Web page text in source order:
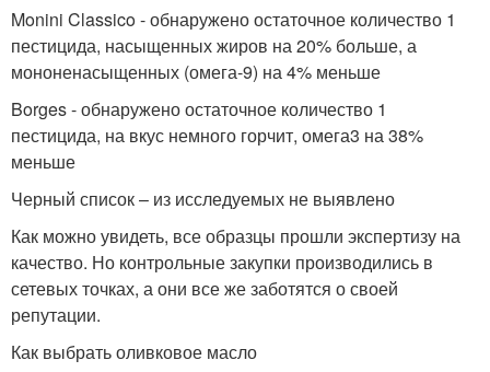
Monini Classico - обнаружено остаточное количество 1
пестицида, насыщенных жиров на 20% больше, а
мононенасыщенных (омега-9) на 4% меньше
Borges - обнаружено остаточное количество 1
пестицида, на вкус немного горчит, омега3 на 38%
меньше
Черный список – из исследуемых не выявлено
Как можно увидеть, все образцы прошли экспертизу на
качество. Но контрольные закупки производились в
сетевых точках, а они все же заботятся о своей
репутации.
Как выбрать оливковое масло